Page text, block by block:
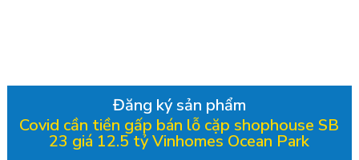
Đăng ký sản phẩm
Covid cần tiền gấp bán lỗ cặp shophouse SB
23 giá 12.5 tỷ Vinhomes Ocean Park